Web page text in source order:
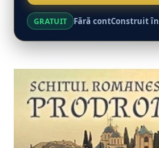
GRATUIT Fără contConstruit în